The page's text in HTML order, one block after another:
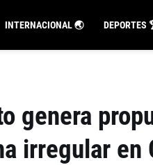
INTERNACIONAL 🌏 DEPORTES
genera
irregular en